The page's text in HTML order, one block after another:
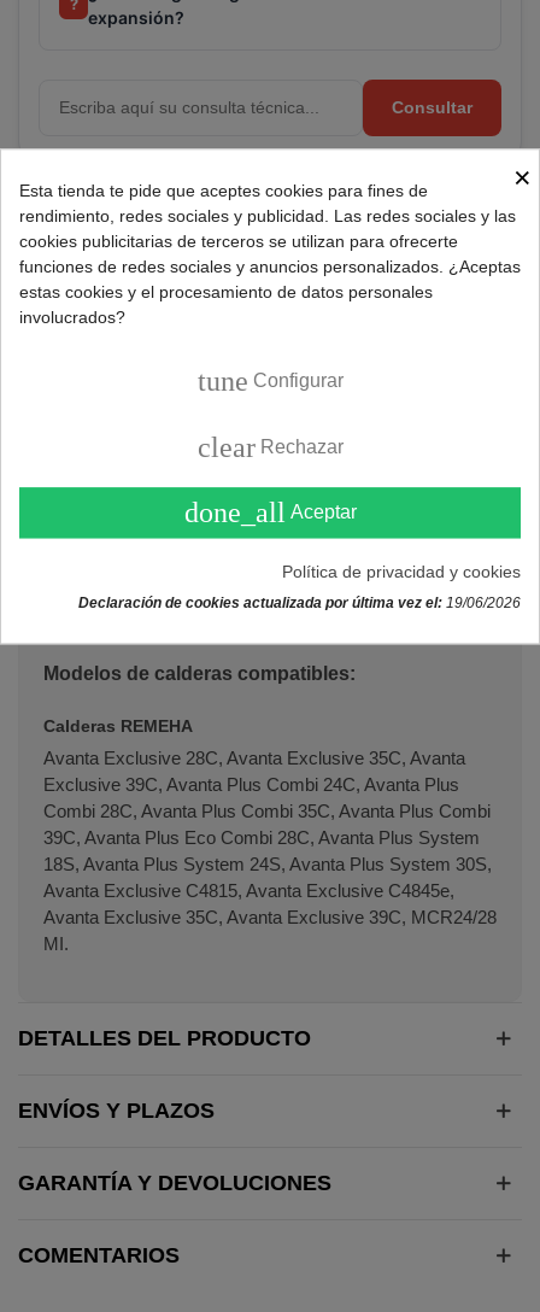
?
expansión?
Consultar
Referencia:
299900058
Marca: REMEHA
Vaso de expansión RP 250.
Medidas 440x50x65mm.
Modelos de calderas compatibles:
Calderas REMEHA
Avanta Exclusive 28C, Avanta Exclusive 35C, Avanta
Exclusive 39C, Avanta Plus Combi 24C, Avanta Plus
Combi 28C, Avanta Plus Combi 35C, Avanta Plus Combi
39C, Avanta Plus Eco Combi 28C, Avanta Plus System
18S, Avanta Plus System 24S, Avanta Plus System 30S,
Avanta Exclusive C4815, Avanta Exclusive C4845e,
Avanta Exclusive 35C, Avanta Exclusive 39C, MCR24/28
MI.
DETALLES DEL PRODUCTO
ENVÍOS Y PLAZOS
GARANTÍA Y DEVOLUCIONES
COMENTARIOS
×
Esta tienda te pide que aceptes cookies para fines de
rendimiento, redes sociales y publicidad. Las redes sociales y las
cookies publicitarias de terceros se utilizan para ofrecerte
funciones de redes sociales y anuncios personalizados. ¿Aceptas
estas cookies y el procesamiento de datos personales
involucrados?
tune Configurar
clear Rechazar
done_all Aceptar
Política de privacidad y cookies
Declaración de cookies actualizada por última vez el: 19/06/2026